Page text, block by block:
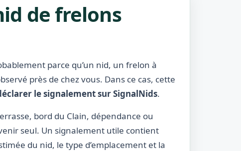
de frelons
parce qu’un nid, un frelon à
près de chez vous. Dans ce cas, cette
le signalement sur SignalNids.
bord du Clain, dépendance ou
seul. Un signalement utile contient
du nid, le type d’emplacement et la